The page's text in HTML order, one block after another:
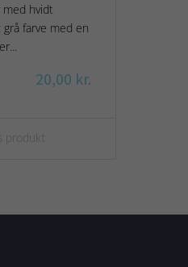
hvidt
farve med en
20,00 kr.
produkt